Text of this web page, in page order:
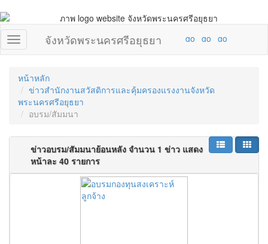
จังหวัดพระนครศรีอยุธยา
หน้าหลัก
ข่าวสำนักงานสวัสดิการและคุ้มครองแรงงานจังหวัด
พระนครศรีอยุธยา
อบรม/สัมมนา
ข่าวอบรม/สัมมนาย้อนหลัง จำนวน 1 ข่าว แสดง
หน้าละ 40 รายการ